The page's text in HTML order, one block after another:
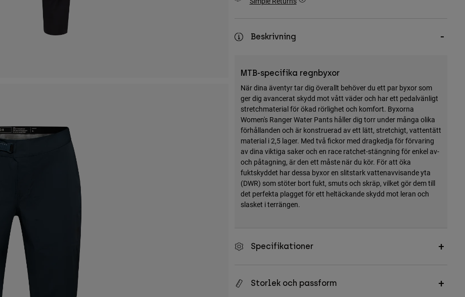
Beskrivning
MTB-specifika regnbyxor
När dina äventyr tar dig överallt behöver du ett par byxor som
ger dig avancerat skydd mot vått väder och har ett pedalvänligt
stretchmaterial för ökad rörlighet och komfort. Byxorna
Women's Ranger Water Pants håller dig torr under många olika
förhållanden och är konstruerad av ett lätt, stretchigt, vattentätt
material i 2,5 lager. Med två fickor med dragkedja för förvaring
av dina viktiga saker och en race ratchet-stängning för enkel av-
och påtagning, är den ett måste när du kör. För att öka
fuktskyddet har dessa byxor en slitstark vattenavvisande yta
(DWR) som stöter bort fukt, smuts och skräp, vilket gör dem till
det perfekta plagget för ett heltäckande skydd mot leran och
slasket i terrängen.
Specifikationer
Storlek och passform